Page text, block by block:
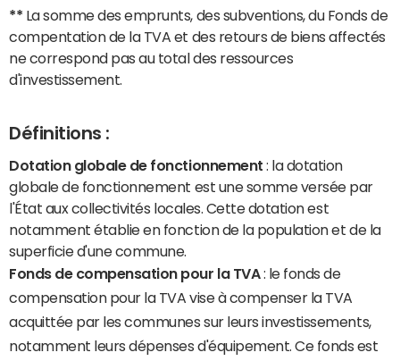
** La somme des emprunts, des subventions, du Fonds de
compentation de la TVA et des retours de biens affectés
ne correspond pas au total des ressources
d'investissement.
Définitions :
Dotation globale de fonctionnement : la dotation
globale de fonctionnement est une somme versée par
l'État aux collectivités locales. Cette dotation est
notamment établie en fonction de la population et de la
superficie d'une commune.
Fonds de compensation pour la TVA: le fonds de
compensation pour la TVA vise à compenser la TVA
acquittée par les communes sur leurs investissements,
notamment leurs dépenses d'équipement. Ce fonds est